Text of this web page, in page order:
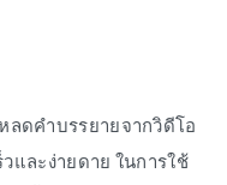
ลดคำบรรยายจากวิดีโอ
และง่ายดาย ในการใช้